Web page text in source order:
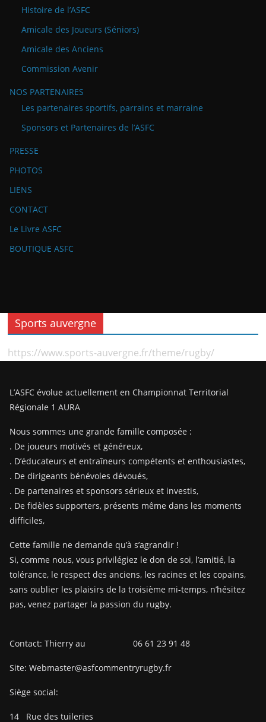
Histoire de l’ASFC
Amicale des Joueurs (Séniors)
Amicale des Anciens
Commission Avenir
NOS PARTENAIRES
Les partenaires sportifs, parrains et marraine
Sponsors et Partenaires de l’ASFC
PRESSE
PHOTOS
LIENS
CONTACT
Le Livre ASFC
BOUTIQUE ASFC
Sports auvergne
https://www.sports-auvergne.fr/theme/rugby/
L’ASFC évolue actuellement en Championnat Territorial
Régionale 1 AURA
Nous sommes une grande famille composée :
. De joueurs motivés et généreux,
. D’éducateurs et entraîneurs compétents et enthousiastes,
. De dirigeants bénévoles dévoués,
. De partenaires et sponsors sérieux et investis,
. De fidèles supporters, présents même dans les moments
difficiles,
Cette famille ne demande qu’à s’agrandir !
Si, comme nous, vous privilégiez le don de soi, l’amitié, la
tolérance, le respect des anciens, les racines et les copains,
sans oublier les plaisirs de la troisième mi-temps, n’hésitez
pas, venez partager la passion du rugby.
Contact: Thierry au 06 61 23 91 48
Site: Webmaster@asfcommentryrugby.fr
Siège social:
14 Rue des tuileries